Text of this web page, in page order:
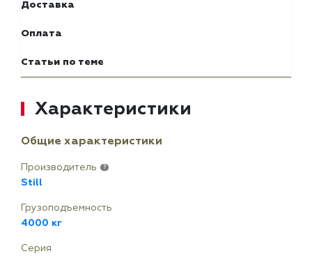
Доставка
Оплата
Статьи по теме
Характеристики
Общие характеристики
Производитель ?
Still
Грузоподъемность
4000 кг
Серия